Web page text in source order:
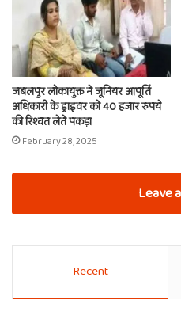
जबलपुर लोकायुक्त ने जूनियर आपूर्ति
अधिकारी के ड्राइवर को 40 हजार रुपये
की रिश्वत लेते पकड़ा
February 28, 2025
Leave
Recent